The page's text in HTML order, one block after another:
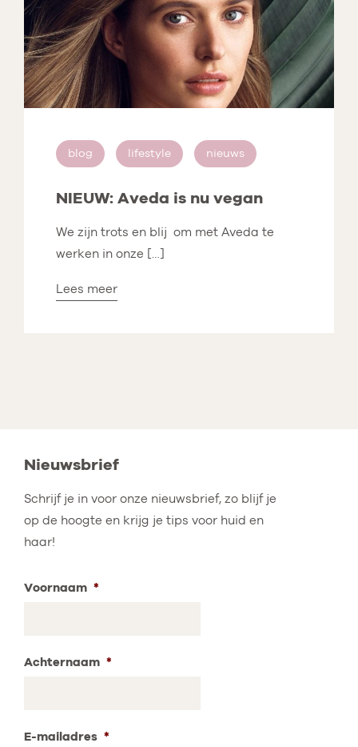
blog lifestyle nieuws
NIEUW: Aveda is nu vegan
We zijn trots en blij om met Aveda te
werken in onze […]
Lees meer
Nieuwsbrief
Schrijf je in voor onze nieuwsbrief, zo blijf je
op de hoogte en krijg je tips voor huid en
haar!
Voornaam *
Achternaam *
E-mailadres *